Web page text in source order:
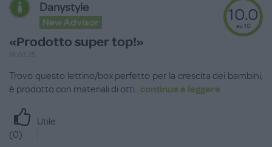
Danystyle
New Advisor
«Prodotto super top!»
10.0
su 10
Trovo questo lettino/box perfetto per la crescita dei bambini,
è prodotto con materiali di otti...continua a leggere
Utile
(0)